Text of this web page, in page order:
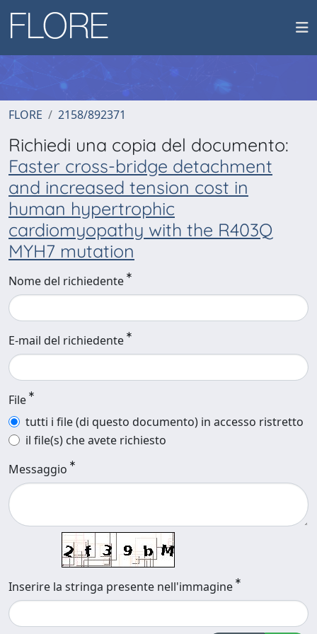
FLORE 2158/892371
Richiedi una copia del documento:
Faster cross-bridge detachment
and increased tension cost in
human hypertrophic
cardiomyopathy with the R403Q
MYH7 mutation
Nome del richiedente
E-mail del richiedente
File
tutti i file (di questo documento) in accesso ristretto
il file(s) che avete richiesto
Messaggio
Inserire la stringa presente nell'immagine